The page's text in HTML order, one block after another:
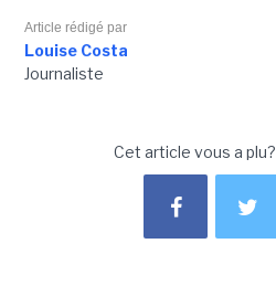
Article rédigé par
Louise Costa
Journaliste
Cet article vous a plu?